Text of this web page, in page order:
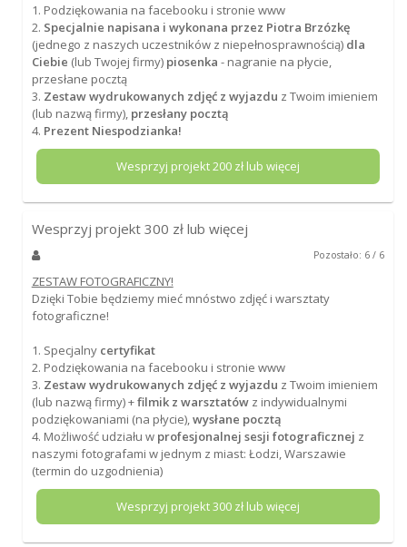
1. Podziękowania na facebooku i stronie www
2. Specjalnie napisana i wykonana przez Piotra Brzózkę
(jednego z naszych uczestników z niepełnosprawnością) dla
Ciebie (lub Twojej firmy) piosenka - nagranie na płycie,
przesłane pocztą
3. Zestaw wydrukowanych zdjęć z wyjazdu z Twoim imieniem
(lub nazwą firmy), przesłany pocztą
4. Prezent Niespodzianka!
Wesprzyj projekt200zł lub więcej
Wesprzyj projekt 300 zł lub więcej
Pozostało: 6 / 6
ZESTAW FOTOGRAFICZNY!
Dzięki Tobie będziemy mieć mnóstwo zdjęć i warsztaty
fotograficzne!
1. Specjalny certyfikat
2. Podziękowania na facebooku i stronie www
3. Zestaw wydrukowanych zdjęć z wyjazdu z Twoim imieniem
(lub nazwą firmy) +filmik z warsztatówz indywidualnymi
podziękowaniami (na płycie),wysłane pocztą
4. Możliwość udziału w profesjonalnej sesji fotograficznej z
naszymi fotografami w jednym z miast: Łodzi, Warszawie
(termin do uzgodnienia)
Wesprzyj projekt300zł lub więcej